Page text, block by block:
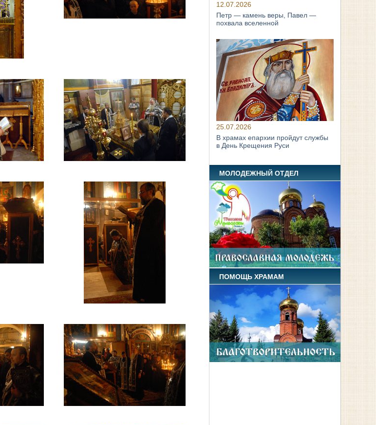
12.07.2026
Петр — камень веры, Павел —
похвала вселенной
25.07.2026
В храмах епархии пройдут службы
в День Крещения Руси
МОЛОДЕЖНЫЙ ОТДЕЛ
ПОМОЩЬ ХРАМАМ